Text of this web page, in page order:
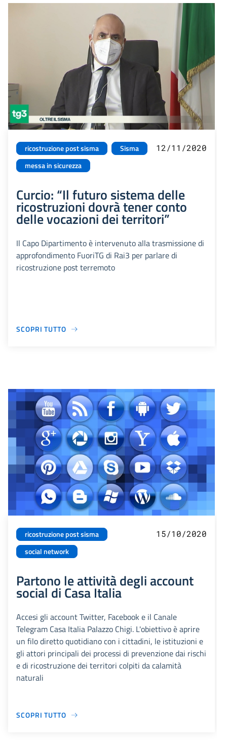
ricostruzione post sisma
Sisma
messa in sicurezza
12/11/2020
Curcio: “Il futuro sistema delle
ricostruzioni dovrà tener conto
delle vocazioni dei territori”
Il Capo Dipartimento è intervenuto alla trasmissione di
approfondimento FuoriTG di Rai3 per parlare di
ricostruzione post terremoto
SCOPRI TUTTO
ricostruzione post sisma
social network
15/10/2020
Partono le attività degli account
social di Casa Italia
Accesi gli account Twitter, Facebook e il Canale
Telegram Casa Italia Palazzo Chigi. L'obiettivo è aprire
un filo diretto quotidiano con i cittadini, le istituzioni e
gli attori principali dei processi di prevenzione dai rischi
e di ricostruzione dei territori colpiti da calamità
naturali
SCOPRI TUTTO